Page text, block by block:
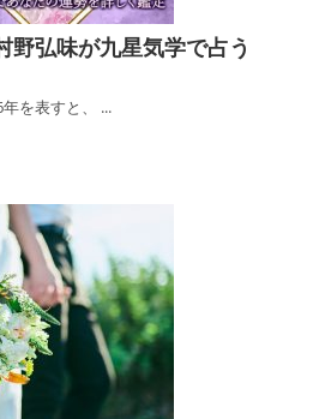
野弘味が九星気学で占う
を表すと、 ...